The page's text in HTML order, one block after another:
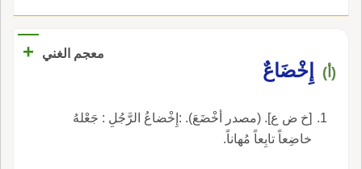
معجم الغني +
(أ) إِخْضَاعٌ
[خ ض ع]. (مصدر أخْضَعَ). :إِخْضاعُ الرَّجُلِ : جَعْلهُ
خاضِعاً تابِعاً مُهاناً.